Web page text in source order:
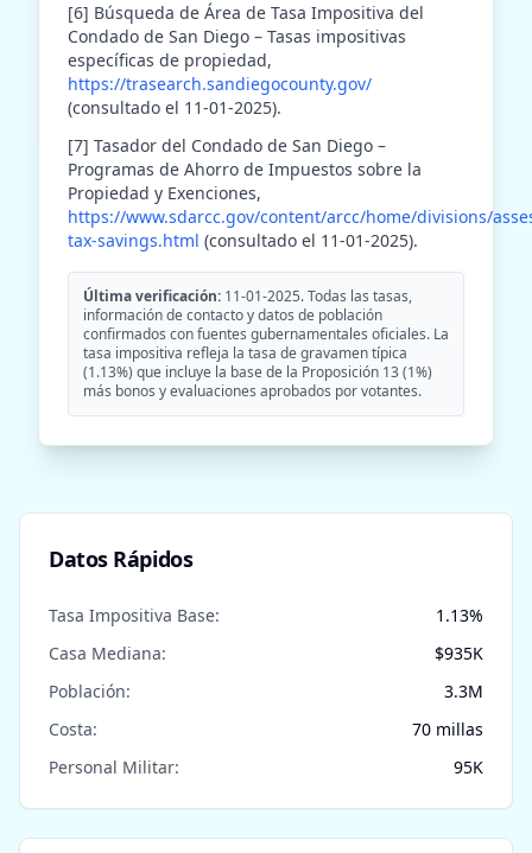
[6] Búsqueda de Área de Tasa Impositiva del
Condado de San Diego – Tasas impositivas
específicas de propiedad,
https://trasearch.sandiegocounty.gov/
(consultado el 11-01-2025).
[7] Tasador del Condado de San Diego –
Programas de Ahorro de Impuestos sobre la
Propiedad y Exenciones,
https://www.sdarcc.gov/content/arcc/home/divisions/
tax-savings.html (consultado el 11-01-2025).
Última verificación: 11-01-2025. Todas las tasas,
información de contacto y datos de población
confirmados con fuentes gubernamentales oficiales. La
tasa impositiva refleja la tasa de gravamen típica
(1.13%) que incluye la base de la Proposición 13 (1%)
más bonos y evaluaciones aprobados por votantes.
Datos Rápidos
Tasa Impositiva Base: 1.13%
Casa Mediana:
$935K
Población:
3.3M
Costa:
70 millas
Personal Militar:
95K